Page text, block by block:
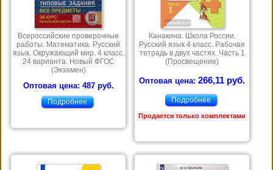
Всероссийские проверочные
работы. Математика. Русский
язык. Окружающий мир. 4 класс.
24 варианта. Новый ФГОС
(Экзамен)
Оптовая цена: 487 руб.
Подробнее
Канакина. Школа России.
Русский язык 4 класс. Рабочая
тетрадь в двух частях. Часть 1
(Просвещение)
Оптовая цена: 266,11 руб.
Подробнее
Продается только комплектами